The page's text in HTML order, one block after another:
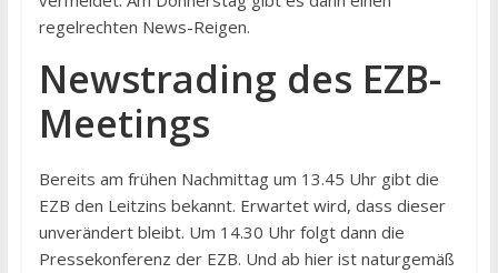
regelrechten News-Reigen.
Newstrading des EZB-
Meetings
Bereits am frühen Nachmittag um 13.45 Uhr gibt die
EZB den Leitzins bekannt. Erwartet wird, dass dieser
unverändert bleibt. Um 14.30 Uhr folgt dann die
Pressekonferenz der EZB. Und ab hier ist naturgemäß